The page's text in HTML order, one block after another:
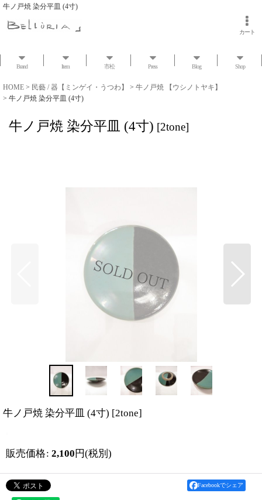
牛ノ戸焼 染分平皿 (4寸)
カート
Brand Item 市松 Press Blog Shop
HOME > 民藝 / 器【ミンゲイ・うつわ】 > 牛ノ戸焼 【ウシノトヤキ】
> 牛ノ戸焼 染分平皿 (4寸)
牛ノ戸焼 染分平皿 (4寸) [2tone]
牛ノ戸焼 染分平皿 (4寸) [2tone]
販売価格: 2,100 円(税別)
Facebookでシェア